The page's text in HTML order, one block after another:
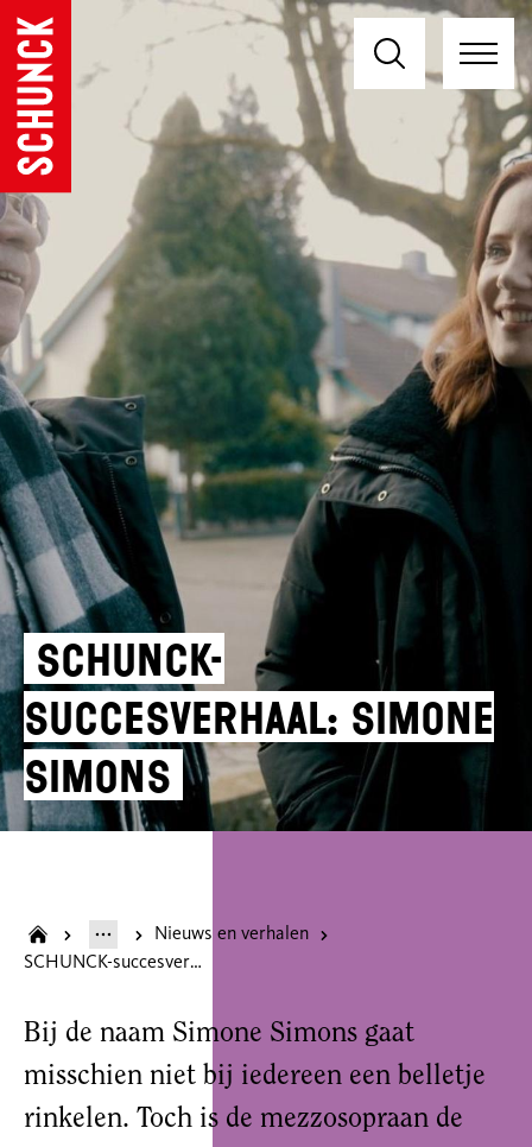
SCHUNCK-
succesverhaal: Simone
Simons
Nieuws en verhalen
SCHUNCK-succesverhaal: Simone Simons
Bij de naam Simone Simons gaat
misschien niet bij iedereen een belletje
rinkelen. Toch is de mezzosopraan de